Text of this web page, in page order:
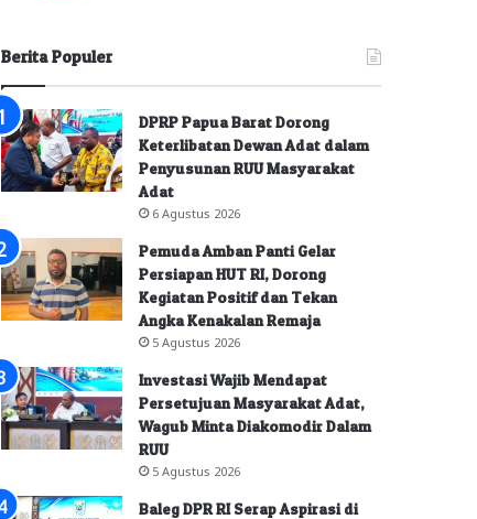
Berita Populer
DPRP Papua Barat Dorong
Keterlibatan Dewan Adat dalam
Penyusunan RUU Masyarakat
Adat
6 Agustus 2026
Pemuda Amban Panti Gelar
Persiapan HUT RI, Dorong
Kegiatan Positif dan Tekan
Angka Kenakalan Remaja
5 Agustus 2026
Investasi Wajib Mendapat
Persetujuan Masyarakat Adat,
Wagub Minta Diakomodir Dalam
RUU
5 Agustus 2026
Baleg DPR RI Serap Aspirasi di